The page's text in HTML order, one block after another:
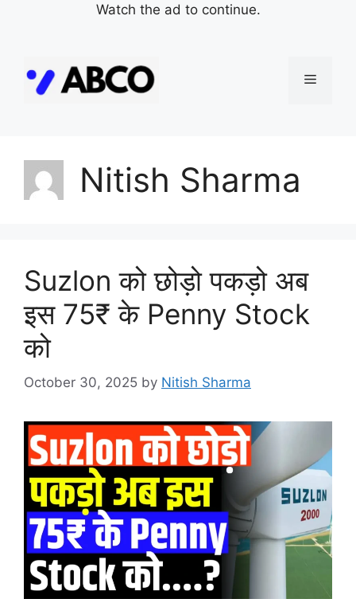
Watch the ad to continue.
content
Menu
Nitish Sharma
Suzlon को छोड़ो पकड़ो अब
इस 75₹ के Penny Stock
को
October 30, 2025 by Nitish Sharma